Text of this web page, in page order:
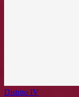
Distrito IV